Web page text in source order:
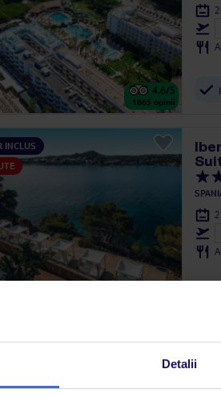
Detalii
4.6/5
1865 opinii
INCLUS